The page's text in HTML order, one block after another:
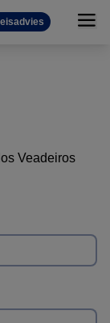
Veadeiros